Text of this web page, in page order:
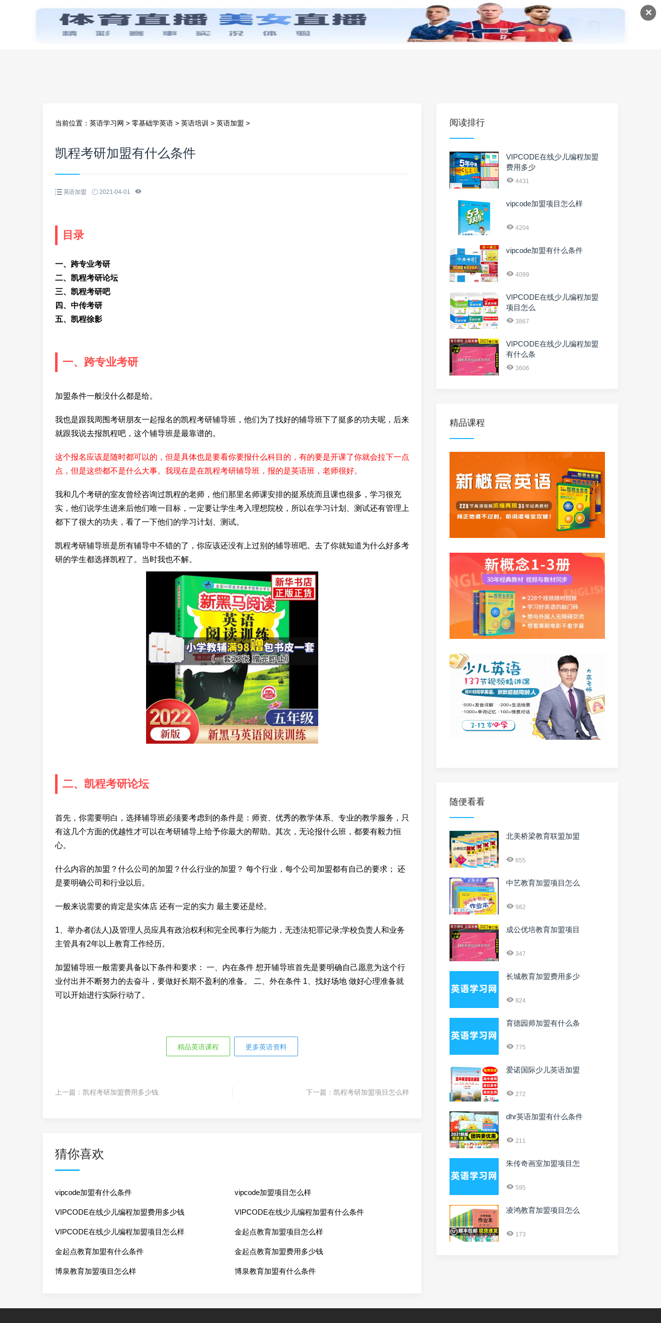
✕
首页 零基础学英语 小学英语 初中英语 高中英语 英语课程 英语资料
当前位置： 英语学习网 > 零基础学英语 > 英语培训 > 英语加盟 >
凯程考研加盟有什么条件
英语加盟 2021-04-01
目录
一、跨专业考研
二、凯程考研论坛
三、凯程考研吧
四、中传考研
五、凯程徐影
一、跨专业考研
加盟条件一般没什么都是给。
我也是跟我周围考研朋友一起报名的凯程考研辅导班，他们为了找好的辅导班下了挺多的功夫呢，后来
就跟我说去报凯程吧，这个辅导班是最靠谱的。
这个报名应该是随时都可以的，但是具体也是要看你要报什么科目的，有的要是开课了你就会拉下一点
点，但是这些都不是什么大事。我现在是在凯程考研辅导班，报的是英语班，老师很好。
我和几个考研的室友曾经咨询过凯程的老师，他们那里名师课安排的挺系统而且课也很多，学习很充
实，他们说学生进来后他们唯一目标，一定要让学生考入理想院校，所以在学习计划、测试还有管理上
都下了很大的功夫，看了一下他们的学习计划、测试。
凯程考研辅导班是所有辅导中不错的了，你应该还没有上过别的辅导班吧。去了你就知道为什么好多考
研的学生都选择凯程了。当时我也不解。
二、凯程考研论坛
首先，你需要明白，选择辅导班必须要考虑到的条件是：师资、优秀的教学体系、专业的教学服务，只
有这几个方面的优越性才可以在考研辅导上给予你最大的帮助。其次，无论报什么班，都要有毅力恒
心。
什么内容的加盟？什么公司的加盟？什么行业的加盟？ 每个行业，每个公司加盟都有自己的要求； 还
是要明确公司和行业以后。
一般来说需要的肯定是实体店 还有一定的实力 最主要还是经。
1、举办者(法人)及管理人员应具有政治权利和完全民事行为能力，无违法犯罪记录;学校负责人和业务
主管具有2年以上教育工作经历。
加盟辅导班一般需要具备以下条件和要求： 一、内在条件 想开辅导班首先是要明确自己愿意为这个行
业付出并不断努力的去奋斗，要做好长期不盈利的准备。 二、外在条件 1、找好场地 做好心理准备就
可以开始进行实际行动了。
精品英语课程 更多英语资料
上一篇： 凯程考研加盟费用多少钱 下一篇： 凯程考研加盟项目怎么样
猜你喜欢
vipcode加盟有什么条件 vipcode加盟项目怎么样
VIPCODE在线少儿编程加盟费用多少钱 VIPCODE在线少儿编程加盟有什么条件
VIPCODE在线少儿编程加盟项目怎么样 金起点教育加盟项目怎么样
金起点教育加盟有什么条件 金起点教育加盟费用多少钱
博泉教育加盟项目怎么样 博泉教育加盟有什么条件
阅读排行
VIPCODE在线少儿编程加盟
费用多少
4431
vipcode加盟项目怎么样
4204
vipcode加盟有什么条件
4099
VIPCODE在线少儿编程加盟
项目怎么
3867
VIPCODE在线少儿编程加盟
有什么条
3606
精品课程
随便看看
北美桥梁教育联盟加盟
655
中艺教育加盟项目怎么
982
成公优培教育加盟项目
347
长城教育加盟费用多少
824
育德园师加盟有什么条
775
爱诺国际少儿英语加盟
272
dhr英语加盟有什么条件
211
朱传奇画室加盟项目怎
595
凌鸿教育加盟项目怎么
173